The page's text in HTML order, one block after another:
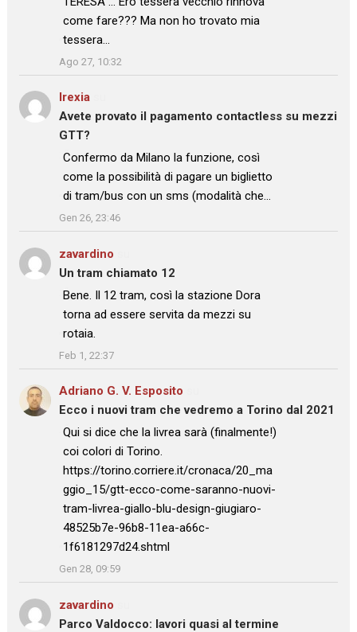
come fare??? Ma non ho trovato mia
tessera…
”
Ago 27, 10:32
Irexia
Avete provato il pagamento contactless su mezzi
GTT?
: “
Confermo da Milano la funzione, così
come la possibilità di pagare un biglietto
di tram/bus con un sms (modalità che…
”
Gen 26, 23:46
zavardino
Un tram chiamato 12
: “
Bene. Il 12 tram, così la stazione Dora
torna ad essere servita da mezzi su
rotaia.
”
Feb 1, 22:37
Adriano G. V. Esposito
Ecco i nuovi tram che vedremo a Torino dal 2021
: “
Qui si dice che la livrea sarà (finalmente!)
coi colori di Torino.
https://torino.corriere.it/cronaca/20_ma
ggio_15/gtt-ecco-come-saranno-nuovi-
tram-livrea-giallo-blu-design-giugiaro-
48525b7e-96b8-11ea-a66c-
1f6181297d24.shtml
Gen 28, 09:59
zavardino
Parco Valdocco: lavori quasi al termine